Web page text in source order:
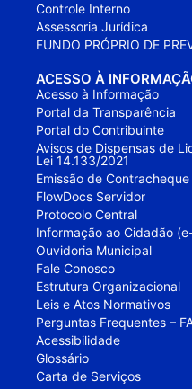
Controle Interno
Assessoria Jurídica
FUNDO PRÓPRIO DE
ACESSO À
Acesso à Informação
Portal da Transparência
Portal do Contribuinte
Avisos de Dispensas de
Lei 14.133/2021
Emissão de Contracheque
FlowDocs Servidor
Protocolo Central
Informação ao Cidadão
Ouvidoria Municipal
Fale Conosco
Estrutura Organizacional
Leis e Atos Normativos
Perguntas Frequentes –
Acessibilidade
Glossário
Carta de Serviços